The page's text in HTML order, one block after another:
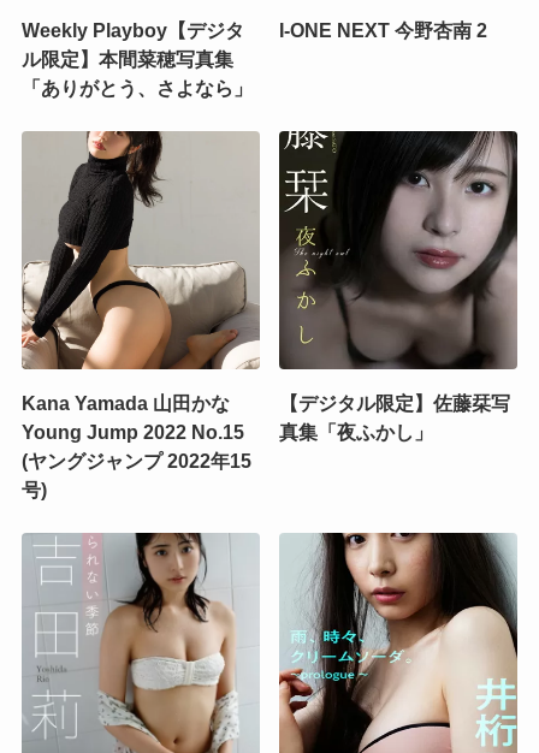
Weekly Playboy【デジタ
ル限定】本間菜穂写真集
「ありがとう、さよなら」
I-ONE NEXT 今野杏南 2
Kana Yamada 山田かな
Young Jump 2022 No.15
(ヤングジャンプ 2022年15
号)
【デジタル限定】佐藤栞写
真集「夜ふかし」